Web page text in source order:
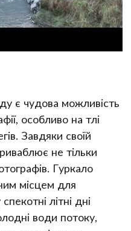
є чудова можливість
особливо на тлі
Завдяки своїй
не тільки
Гуркало
місцем для
літні дні
води потоку,